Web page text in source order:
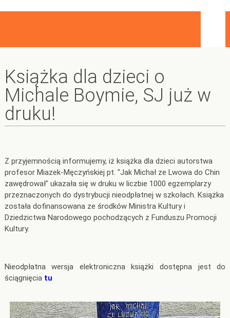
Książka dla dzieci o
Michale Boymie, SJ już w
druku!
Z przyjemnością informujemy, iż książka dla dzieci autorstwa
profesor Miazek-Męczyńskiej pt. "Jak Michał ze Lwowa do Chin
zawędrował" ukazała się w druku w liczbie 1000 egzemplarzy
przeznaczonych do dystrybucji nieodpłatnej w szkołach. Książka
została dofinansowana ze środków Ministra Kultury i
Dziedzictwa Narodowego pochodzących z Funduszu Promocji
Kultury.
Nieodpłatna wersja elektroniczna książki dostępna jest do
ściągnięcia tu